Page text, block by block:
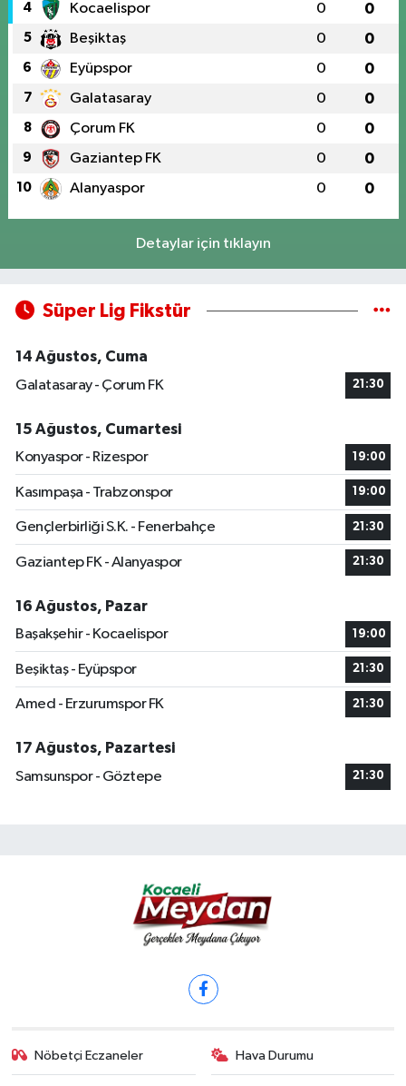
4 Kocaelispor 0 0
5 Beşiktaş 0 0
6 Eyüpspor 0 0
7 Galatasaray 0 0
8 Çorum FK 0 0
9 Gaziantep FK 0 0
10 Alanyaspor 0 0
Detaylar için tıklayın
Süper Lig Fikstür
14 Ağustos, Cuma
Galatasaray - Çorum FK
21:30
15 Ağustos, Cumartesi
Konyaspor - Rizespor
19:00
Kasımpaşa - Trabzonspor 19:00
Gençlerbirliği S.K. - Fenerbahçe 21:30
Gaziantep FK - Alanyaspor 21:30
16 Ağustos, Pazar
Başakşehir - Kocaelispor
19:00
Beşiktaş - Eyüpspor 21:30
Amed - Erzurumspor FK 21:30
17 Ağustos, Pazartesi
Samsunspor - Göztepe
21:30
Nöbetçi Eczaneler Hava Durumu